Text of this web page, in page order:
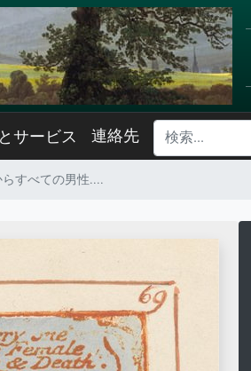
サービス 連絡先
すべての男性....